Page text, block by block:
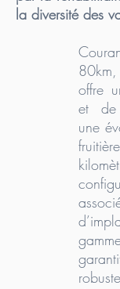
la diversité des
offre
et de
une